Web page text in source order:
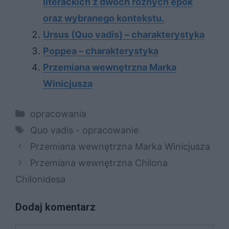
oraz wybranego kontekstu.
Ursus (Quo vadis) – charakterystyka
Poppea – charakterystyka
Przemiana wewnętrzna Marka
Winicjusza
Kategorie
opracowania
Tagi
Quo vadis - opracowanie
Przemiana wewnętrzna Marka Winicjusza
Przemiana wewnętrzna Chilona
Chilonidesa
Dodaj komentarz